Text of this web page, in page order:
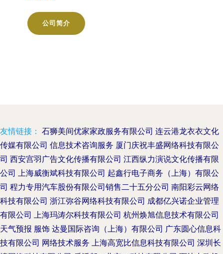
公司简介
友情链接： 石狮美间优家家政服务有限公司 连云港龙衣衣文化
传媒有限公司 信息技术咨询服务 厦门庆祝丰盛网络科技有限公
司 西安宫羽广告文化传播有限公司 江西纵力演说文化传播有限
公司
上海威衡斌科技有限公司 起鑫行电子商务（上海）有限公
司 程力专用汽车股份有限公司销售二十五分公司 南阳彩云网络
科技有限公司 浙江弥谷网络科技有限公司 成都亿兴诺企业管理
有限公司
上海玛涛尔科技有限公司 杭州焕旭信息技术有限公司
天气预报 服饰 达曼国际咨询（上海）有限公司 广东圆心信息科
技有限公司 网络技术服务 上海高宽比信息科技有限公司 深圳长